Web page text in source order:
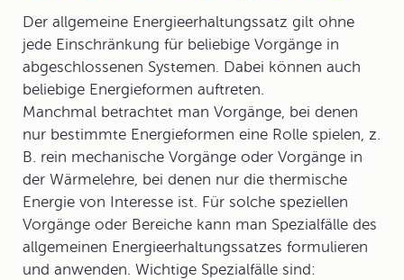
Der allgemeine Energieerhaltungssatz gilt ohne
jede Einschränkung für beliebige Vorgänge in
abgeschlossenen Systemen. Dabei können auch
beliebige Energieformen auftreten.
Manchmal betrachtet man Vorgänge, bei denen
nur bestimmte Energieformen eine Rolle spielen, z.
B. rein mechanische Vorgänge oder Vorgänge in
der Wärmelehre, bei denen nur die thermische
Energie von Interesse ist. Für solche speziellen
Vorgänge oder Bereiche kann man Spezialfälle des
allgemeinen Energieerhaltungssatzes formulieren
und anwenden. Wichtige Spezialfälle sind: